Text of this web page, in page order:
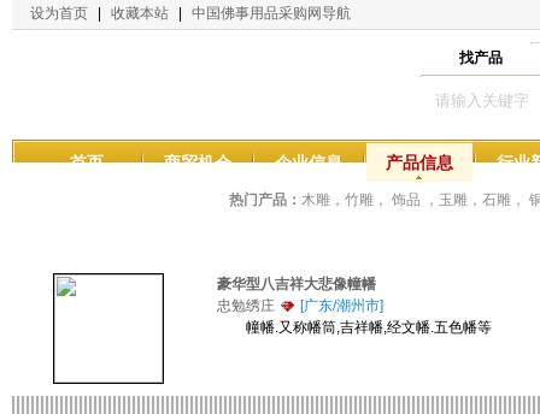
设为首页 收藏本站 中国佛事用品采购网导航
找产品
首页 商贸机会 企业信息 产品信息 行业
热门产品： 木雕，竹雕， 饰品 ，玉雕，石雕，
豪华型八吉祥大悲像幢幡
忠勉绣庄
[广东/潮州市]
幢幡.又称幡筒,吉祥幡,经文幡.五色幡等